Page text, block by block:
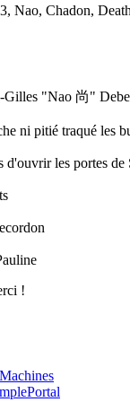
Nao, Chadon,
Gilles "Nao 尚"
ni pitié traqué les
les portes de
!